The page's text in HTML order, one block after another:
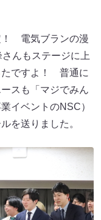
！ 電気ブランの漫
んもステージに上
たですよ！ 普通に
スも「マジでみん
イベントのNSC）
を送りました。